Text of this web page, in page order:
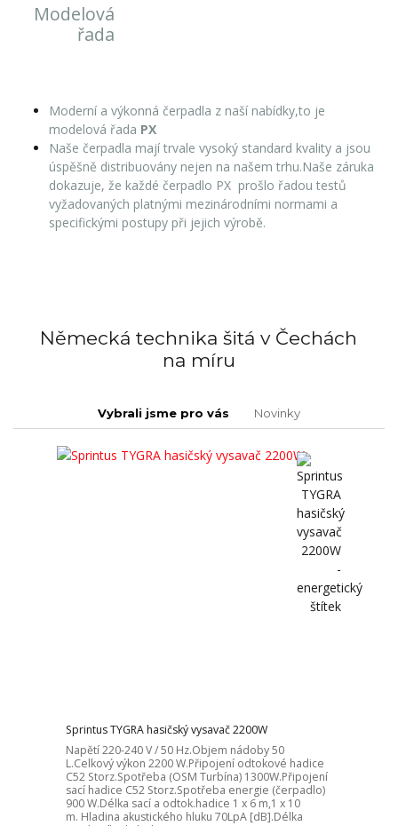
Modelová
řada
Moderní a výkonná čerpadla z naší nabídky,to je
modelová řada PX
Naše čerpadla mají trvale vysoký standard kvality a jsou
úspěšně distribuovány nejen na našem trhu.Naše záruka
dokazuje, že každé čerpadlo PX prošlo řadou testů
vyžadovaných platnými mezinárodními normami a
specifickými postupy při jejich výrobě.
Německá technika šitá v Čechách
na míru
Vybrali jsme pro vás Novinky
Sprintus TYGRA hasičský vysavač 2200W
Napětí 220-240 V / 50 Hz.Objem nádoby 50
L.Celkový výkon 2200 W.Připojení odtokové hadice
C52 Storz.Spotřeba (OSM Turbína) 1300W.Připojení
sací hadice C52 Storz.Spotřeba energie (čerpadlo)
900 W.Délka sací a odtok.hadice 1 x 6 m,1 x 10
m. Hladina akustického hluku 70LpA [dB].Délka